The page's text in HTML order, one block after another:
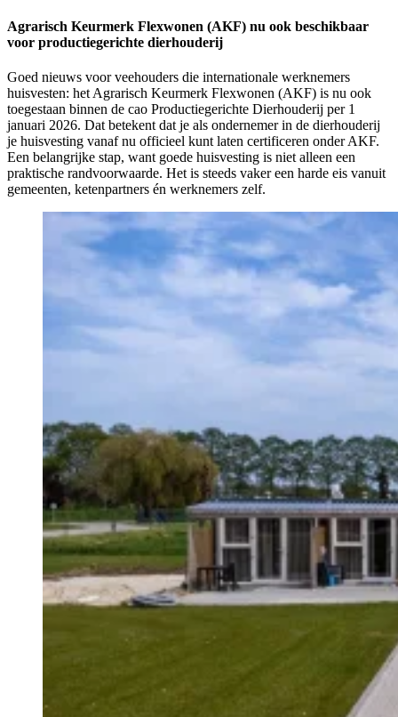
Agrarisch Keurmerk Flexwonen (AKF) nu ook beschikbaar
voor productiegerichte dierhouderij
Goed nieuws voor veehouders die internationale werknemers
huisvesten: het Agrarisch Keurmerk Flexwonen (AKF) is nu ook
toegestaan binnen de cao Productiegerichte Dierhouderij per 1
januari 2026. Dat betekent dat je als ondernemer in de dierhouderij
je huisvesting vanaf nu officieel kunt laten certificeren onder AKF.
Een belangrijke stap, want goede huisvesting is niet alleen een
praktische randvoorwaarde. Het is steeds vaker een harde eis vanuit
gemeenten, ketenpartners én werknemers zelf.